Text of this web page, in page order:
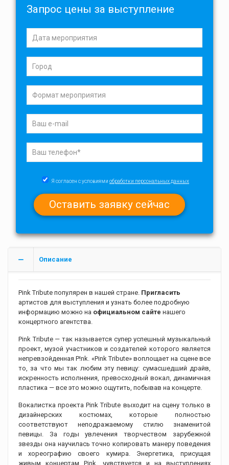
Запрос цены за выступление
Я согласен с условиями обработки персональных данных
Описание
Pink Tribute популярен в нашей стране. Пригласить
артистов для выступления и узнать более подробную
информацию можно на официальном сайте нашего
концертного агентства.
Pink Tribute — так называется супер успешный музыкальный
проект, музой участников и создателей которого является
непревзойденная P!nk. «Pink Tribute» воплощает на сцене все
то, за что мы так любим эту певицу: сумасшедший драйв,
искренность исполнения, превосходный вокал, динамичная
пластика — все это можно ощутить, побывав на концерте.
Вокалистка проекта Pink Tribute выходит на сцену только в
дизайнерских костюмах, которые полностью
соответствуют неподражаемому стилю знаменитой
певицы. За годы увлечения творчеством зарубежной
звезды она научилась точно копировать манеру поведения
и хореографию своего кумира. Энергетика, присущая
живым концертам Pink, чувствуется и на выступлениях